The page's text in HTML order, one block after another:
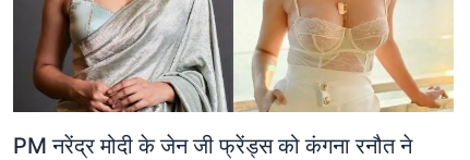
PM नरेंद्र मोदी के जेन जी फ्रेंड्स को कंगना रनौत ने